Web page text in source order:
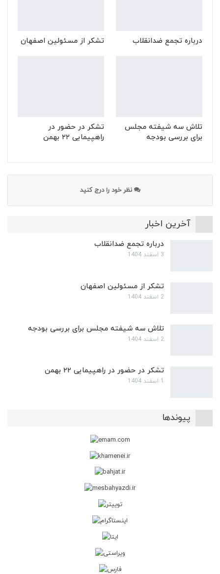
درباره تجمع ضدانقلاب تشکر از مسئولین اصفهان
تلاش سه شیفته مجلس
برای بررسی بودجه
تشکر در حضور در
راهپیمایی ۲۲ بهمن
نظر خود را درج کنید
آخرین اخبار
درباره تجمع ضدانقلاب
3 اسفند 1404
تشکر از مسئولین اصفهان
2 اسفند 1404
تلاش سه شیفته مجلس برای بررسی بودجه
2 اسفند 1404
تشکر در حضور در راهپیمایی ۲۲ بهمن
1 اسفند 1404
پیوندها